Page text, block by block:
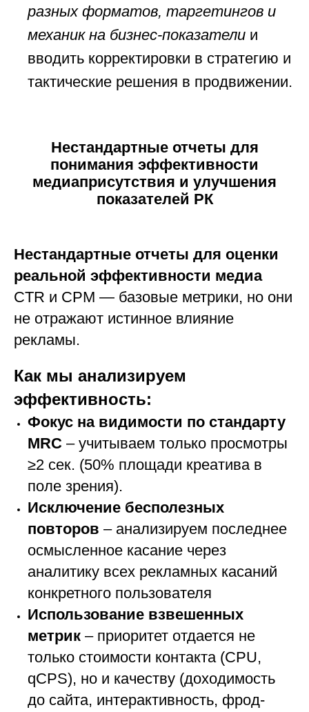
разных форматов, таргетингов и
механик на бизнес-показатели и
вводить корректировки в стратегию и
тактические решения в продвижении.
Нестандартные отчеты для
понимания эффективности
медиаприсутствия и улучшения
показателей РК
Нестандартные отчеты для оценки
реальной эффективности медиа
CTR и CPM — базовые метрики, но они
не отражают истинное влияние
рекламы.
Как мы анализируем
эффективность:
Фокус на видимости по стандарту
MRC – учитываем только просмотры
≥2 сек. (50% площади креатива в
поле зрения).
Исключение бесполезных
повторов – анализируем последнее
осмысленное касание через
аналитику всех рекламных касаний
конкретного пользователя
Использование взвешенных
метрик – приоритет отдается не
только стоимости контакта (CPU,
qCPS), но и качеству (доходимость
до сайта, интерактивность, фрод-